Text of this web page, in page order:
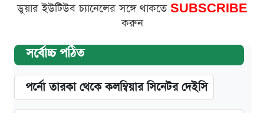
ডুয়ার ইউটিউব চ্যানেলের সঙ্গে থাকতে SUBSCRIBE
করুন
সর্বোচ্চ পঠিত
পর্নো তারকা থেকে কলম্বিয়ার সিনেটর দেইসি